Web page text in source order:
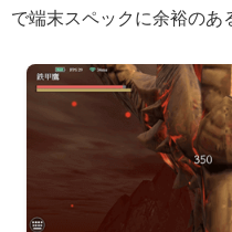
で端末スペックに余裕のあ